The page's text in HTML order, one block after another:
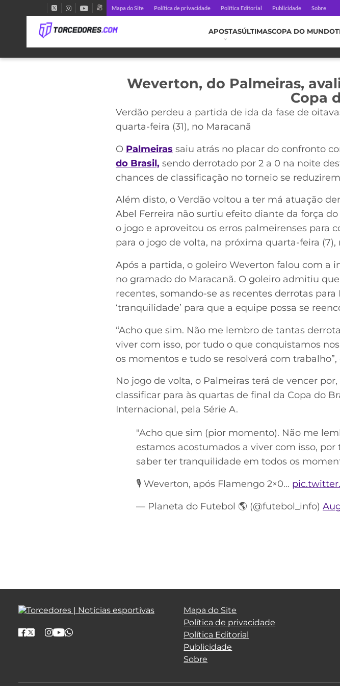
Mapa do Site Política de privacidade Política Editorial Publicidade Sobre
APOSTASÚLTIMASCOPA DO MUNDO
Weverton, do Palmeiras,
Copa
Verdão perdeu a partida de ida da fase de
quarta-feira (31), no Maracanã
O Palmeiras saiu atrás no placar do confronto
do Brasil, sendo derrotado por 2 a 0 na noite
chances de classificação no torneio se
Além disto, o Verdão voltou a ter má atuação
Abel Ferreira não surtiu efeito diante da força
o jogo e aproveitou os erros palmeirenses para
para o jogo de volta, na próxima quarta-feira (7),
Após a partida, o goleiro Weverton falou com a
no gramado do Maracanã. O goleiro admitiu
recentes, somando-se as recentes derrotas
‘tranquilidade’ para que a equipe possa se
“Acho que sim. Não me lembro de tantas
viver com isso, por tudo o que conquistamos
os momentos e tudo se resolverá com trabalho”,
No jogo de volta, o Palmeiras terá de vencer
classificar para às quartas de final da Copa do
Internacional, pela Série A.
"Acho que sim (pior momento). Não me
estamos acostumados a viver com isso,
saber ter tranquilidade em todos os
🎙️ Weverton, após Flamengo 2×0…
— Planeta do Futebol 🌎 (@futebol_info)
Mapa do Site
Política de privacidade
Política Editorial
Publicidade
Sobre